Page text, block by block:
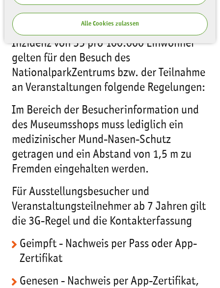
Alle Cookies zulassen
Liebe Gäste,
auf Grund der überschrittenen 7-Tage-
Inzidenz von 35 pro 100.000 Einwohner
gelten für den Besuch des
NationalparkZentrums bzw. der Teilnahme
an Veranstaltungen folgende Regelungen:
Im Bereich der Besucherinformation und
des Museumsshops muss lediglich ein
medizinischer Mund-Nasen-Schutz
getragen und ein Abstand von 1,5 m zu
Fremden eingehalten werden.
Für Ausstellungsbesucher und
Veranstaltungsteilnehmer ab 7 Jahren gilt
die 3G-Regel und die Kontakterfassung
Geimpft - Nachweis per Pass oder App-
Zertifikat
Genesen - Nachweis per App-Zertifikat,